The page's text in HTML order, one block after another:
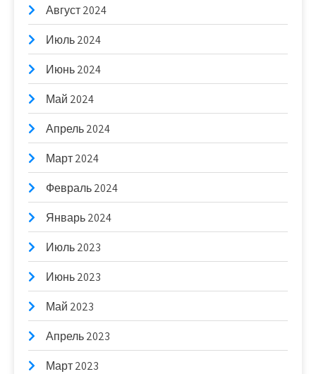
Август 2024
Июль 2024
Июнь 2024
Май 2024
Апрель 2024
Март 2024
Февраль 2024
Январь 2024
Июль 2023
Июнь 2023
Май 2023
Апрель 2023
Март 2023